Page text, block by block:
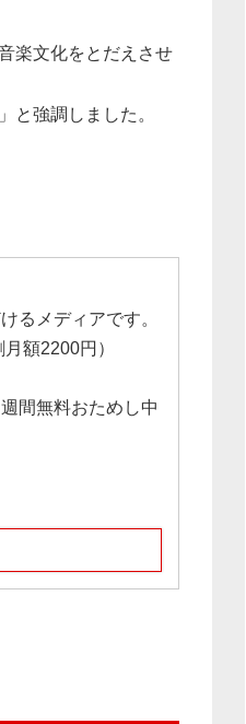
楽文化をとだえさせ
と強調しました。
るメディアです。
額2200円）
間無料おためし中